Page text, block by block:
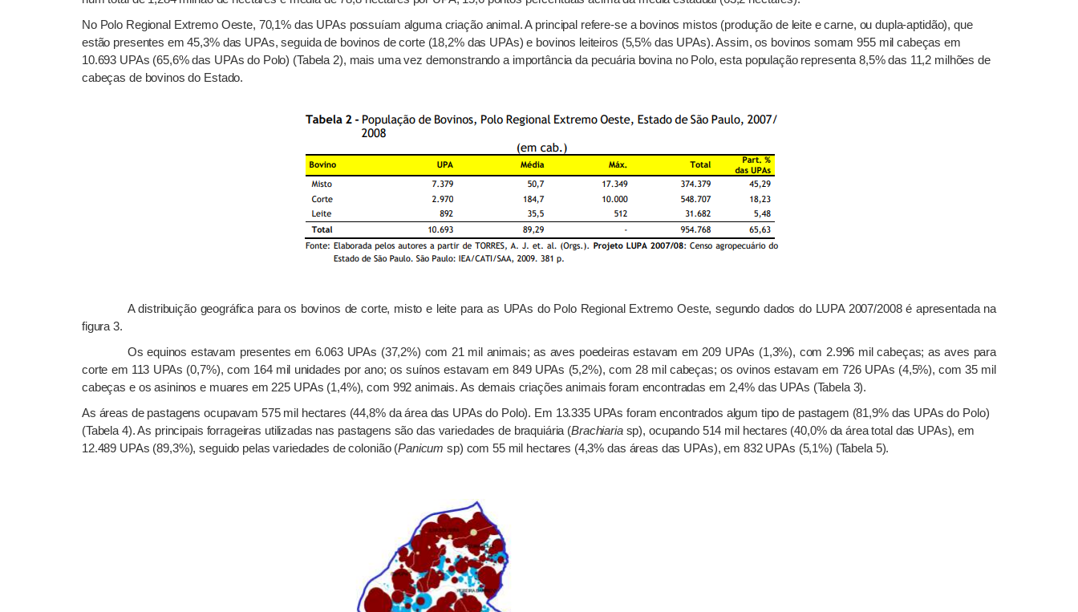
No Polo Regional Extremo Oeste, 70,1% das UPAs possuíam alguma criação animal. A principal refere-se a bovinos mistos (produção de leite e carne, ou dupla-aptidão), que
estão presentes em 45,3% das UPAs, seguida de bovinos de corte (18,2% das UPAs) e bovinos leiteiros (5,5% das UPAs). Assim, os bovinos somam 955 mil cabeças em
10.693 UPAs (65,6% das UPAs do Polo) (Tabela 2), mais uma vez demonstrando a importância da pecuária bovina no Polo, esta população representa 8,5% das 11,2 milhões de
cabeças de bovinos do Estado.
A distribuição geográfica para os bovinos de corte, misto e leite para as UPAs do Polo Regional Extremo Oeste, segundo dados do LUPA 2007/2008 é apresentada na
figura 3.
Os equinos estavam presentes em 6.063 UPAs (37,2%) com 21 mil animais; as aves poedeiras estavam em 209 UPAs (1,3%), com 2.996 mil cabeças; as aves para
corte em 113 UPAs (0,7%), com 164 mil unidades por ano; os suínos estavam em 849 UPAs (5,2%), com 28 mil cabeças; os ovinos estavam em 726 UPAs (4,5%), com 35 mil
cabeças e os asininos e muares em 225 UPAs (1,4%), com 992 animais. As demais criações animais foram encontradas em 2,4% das UPAs (Tabela 3).
As áreas de pastagens ocupavam 575 mil hectares (44,8% da área das UPAs do Polo). Em 13.335 UPAs foram encontrados algum tipo de pastagem (81,9% das UPAs do Polo)
(Tabela 4). As principais forrageiras utilizadas nas pastagens são das variedades de braquiária (Brachiariasp), ocupando 514 mil hectares (40,0% da área total das UPAs), em
12.489 UPAs (89,3%), seguido pelas variedades de colonião (Panicum sp) com 55 mil hectares (4,3% das áreas das UPAs), em 832 UPAs (5,1%) (Tabela 5).